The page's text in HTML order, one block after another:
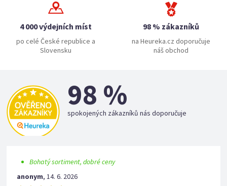
4 000 výdejních míst
po celé České republice a
Slovensku
98 % zákazníků
na Heureka.cz doporučuje
náš obchod
98 %
spokojených zákazníků nás doporučuje
Bohatý sortiment, dobré ceny
anonym,14. 6. 2026